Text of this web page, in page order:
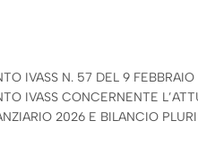
IVASS N. 57 DEL 9
IVASS CONCERNENTE
2026 E BILANCIO